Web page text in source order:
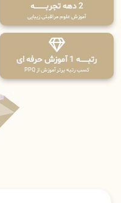
2 دهه تجربـــــــــه
آموزش علوم مراقبتی زیبایی
رتبــــــه 1 آموزش حرفه ای
کسب رتبه برتر آموزش از PPQ